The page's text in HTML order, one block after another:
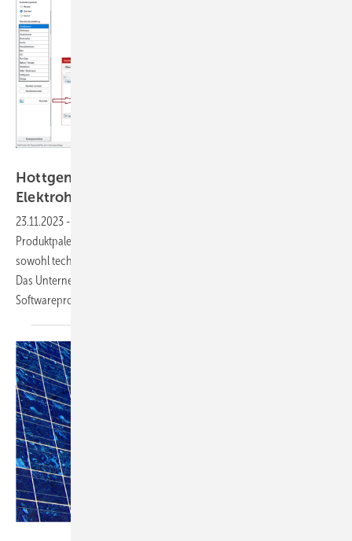
Hottgenroth erweitert Angebot fürs
Elektrohandwerk
23.11.2023 -
Produktpalette. Die neue Initiative für das Elektrohandwerk soll helfen,
sowohl technische als auch kaufmännische Prozesse zu optimieren.
Das Unternehmen sieht hier eine Marktlücke für erschwingliche
Softwareprodukte.